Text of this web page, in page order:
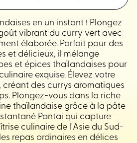
en un instant ! Plongez
vibrant du curry vert avec
élaborée. Parfait pour des
et délicieux, il mélange
et épices thaïlandaises pour
exquise. Élevez votre
créant des currys aromatiques
Plongez-vous dans la riche
thaïlandaise grâce à la pâte
Pantai qui capture
culinaire de l'Asie du Sud-
repas ordinaires en délices